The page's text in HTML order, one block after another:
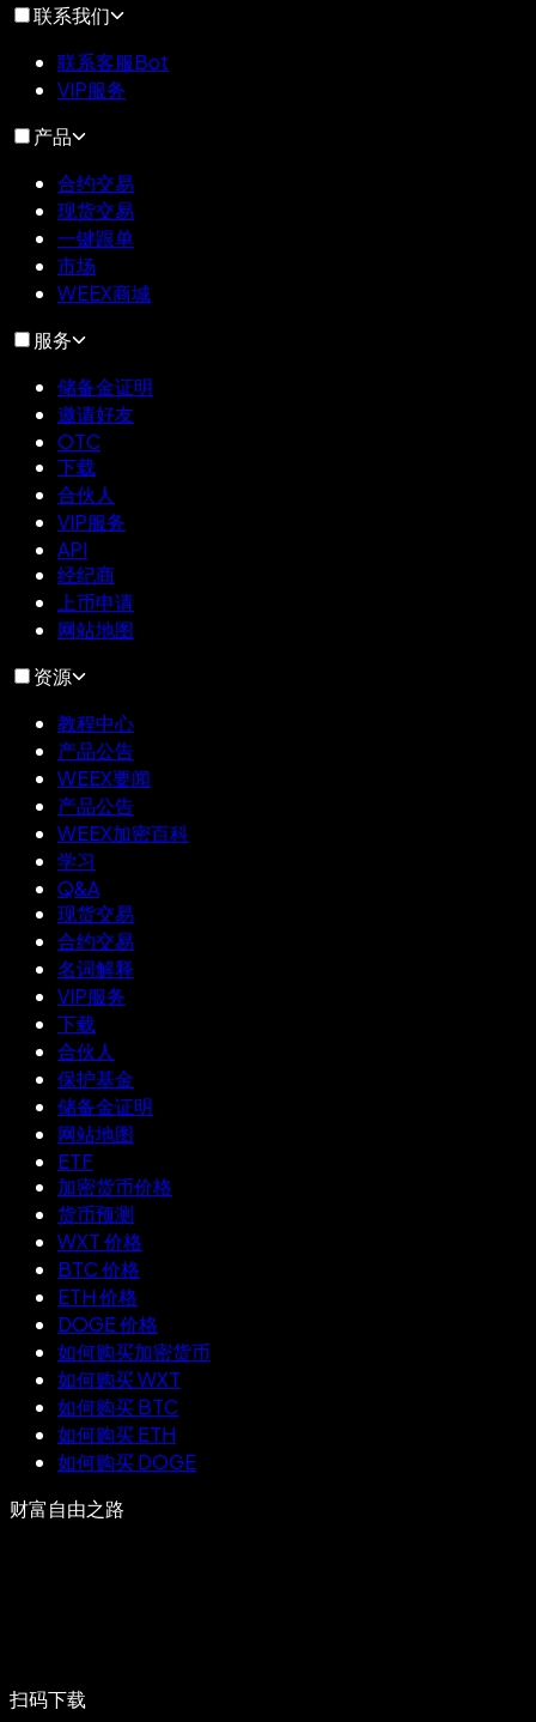
联系我们
联系客服Bot
VIP服务
产品
合约交易
现货交易
一键跟单
市场
WEEX商城
服务
储备金证明
邀请好友
OTC
下载
合伙人
VIP服务
API
经纪商
上币申请
网站地图
资源
教程中心
产品公告
WEEX要闻
产品公告
WEEX加密百科
学习
Q&A
现货交易
合约交易
名词解释
VIP服务
下载
合伙人
保护基金
储备金证明
网站地图
ETF
加密货币价格
货币预测
WXT 价格
BTC 价格
ETH 价格
DOGE 价格
如何购买加密货币
如何购买 WXT
如何购买 BTC
如何购买 ETH
如何购买 DOGE
财富自由之路
扫码下载